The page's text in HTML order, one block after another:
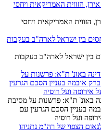
הזווית האמריקאית ויחסי
בין ישראל לארה"ב בעקבות
באונ' ת"א: פרשנות על מסיבת
בעניין הסכם הגרעין עם
ועל רוסיה